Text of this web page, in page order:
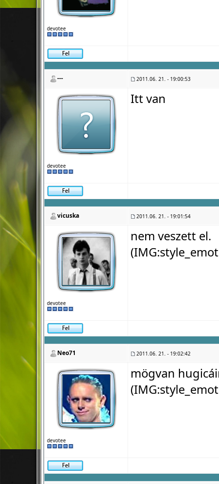
devotee
--- 2011.06. 21. - 19:00:53
devotee
Itt van
vicuska 2011.06. 21. - 19:01:54
devotee
nem veszett el.
(IMG:
Neo71 2011.06. 21. - 19:02:42
devotee
mögvan
(IMG: